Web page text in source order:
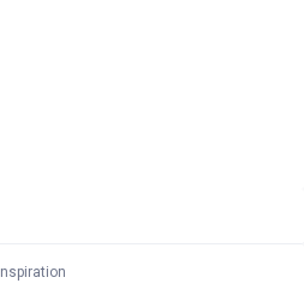
Inspiration